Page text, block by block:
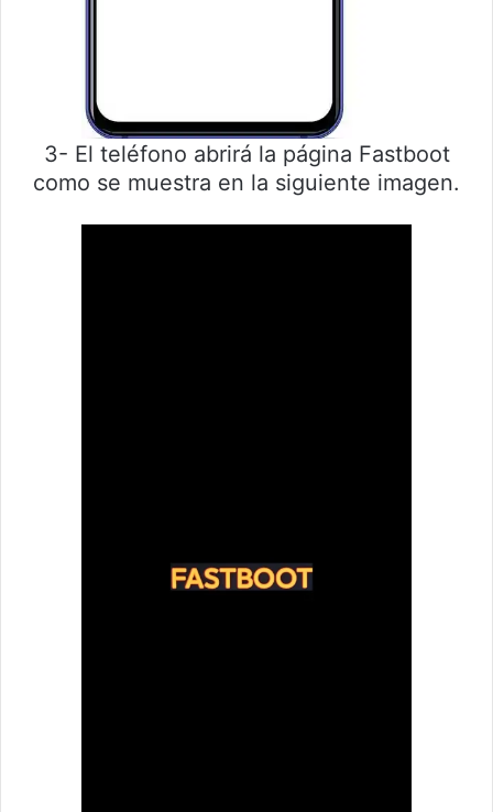
3- El teléfono abrirá la página Fastboot
como se muestra en la siguiente imagen.